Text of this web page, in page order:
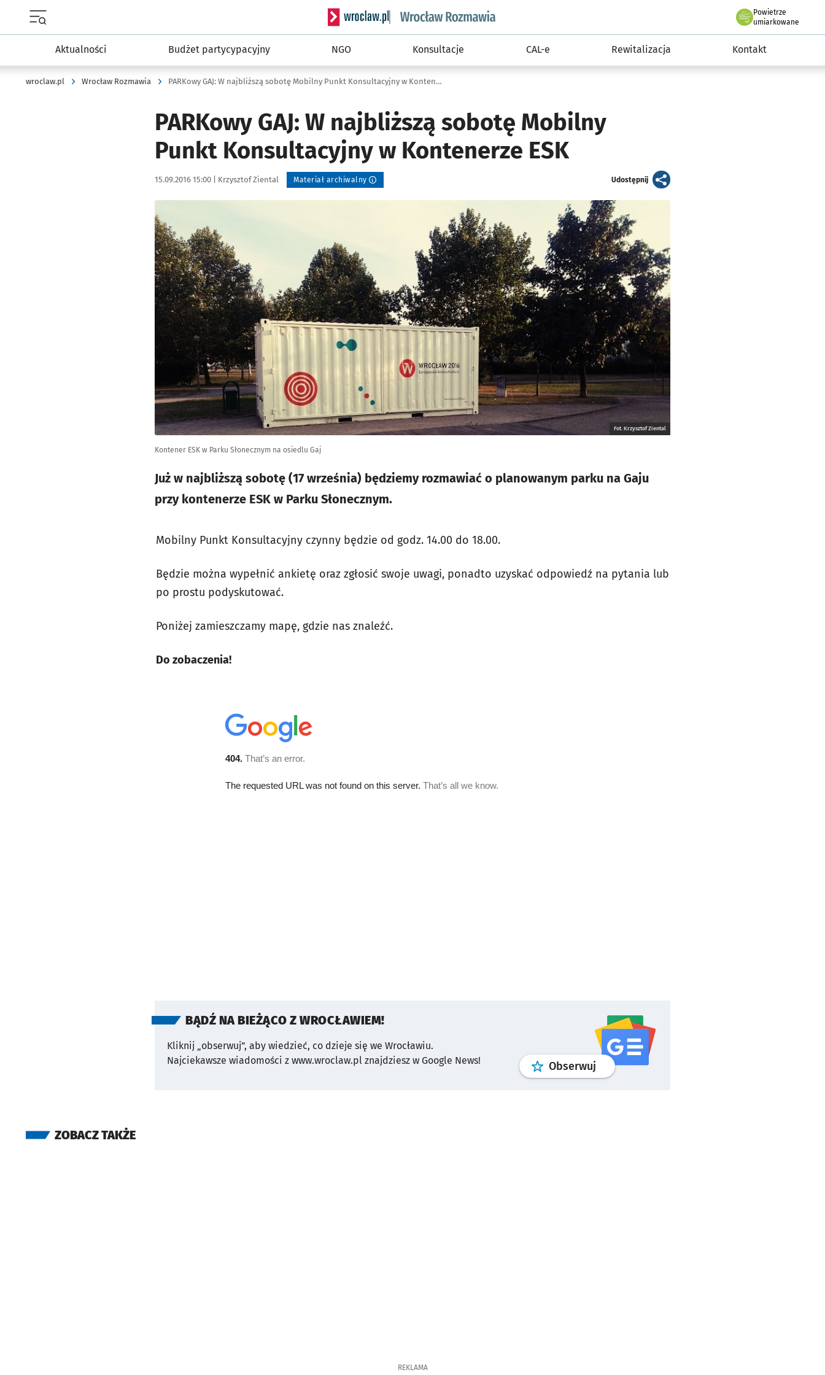
Serwis informacyjny wroclaw.pl podserwis: Rozmawia
Powietrze
we Wrocławiu
umiarkowane
Aktualności Budżet partycypacyjny NGO Konsultacje CAL-e Rewitalizacja Kontakt
wroclaw.pl Wrocław Rozmawia PARKowy GAJ: W najbliższą sobotę Mobilny Punkt Konsultacyjny w Kontenerze ESK
PARKowy GAJ: W najbliższą sobotę Mobilny
Punkt Konsultacyjny w Kontenerze ESK
Data publikacji:
15.09.2016 15:00 | Autor:
Krzysztof Ziental Materiał archiwalny Udostępnijartykuł
Fot. Krzysztof Ziental
Kontener ESK w Parku Słonecznym na osiedlu Gaj
Już w najbliższą sobotę (17 września) będziemy rozmawiać o planowanym parku na Gaju
przy kontenerze ESK w Parku Słonecznym.
Mobilny Punkt Konsultacyjny czynny będzie od godz. 14.00 do 18.00.
Będzie można wypełnić ankietę oraz zgłosić swoje uwagi, ponadto uzyskać odpowiedź na pytania lub
po prostu podyskutować.
Poniżej zamieszczamy mapę, gdzie nas znaleźć.
Do zobaczenia!
BĄDŹ NA BIEŻĄCO Z WROCŁAWIEM!
Kliknij „obserwuj”, aby wiedzieć, co dzieje się we Wrocławiu.
Najciekawsze wiadomości z www.wroclaw.pl znajdziesz w Google News!
Obserwuj profilgoogle news
ZOBACZ TAKŻE
REKLAMA